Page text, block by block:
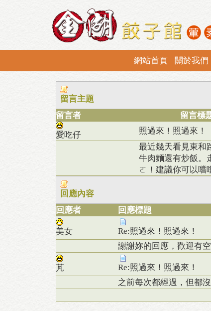
網站首頁 關於我們
留言主題
留言者 留言標
愛吃仔 照過來！照過來！
最近幾天看見東和
牛肉麵還有炒飯。
ㄛ！建議你可以嚐
回應內容
回應者
回應標題
美女 Re:照過來！照過來！
謝謝妳的回應，歡迎有
芃 Re:照過來！照過來！
之前每次都經過，但都